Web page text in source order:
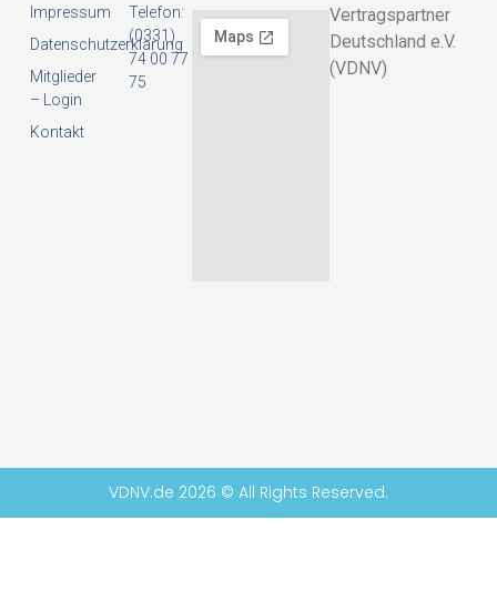
Vertragspartner
Deutschland e.V.
(VDNV)
Impressum
Datenschutzerklarung
Mitglieder
– Login
Kontakt
Telefon:
(0331)
74 00 77
75
VDNV.de 2026 © All Rights Reserved.